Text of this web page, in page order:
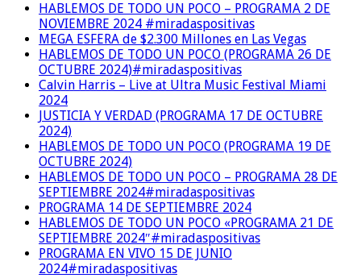
HABLEMOS DE TODO UN POCO – PROGRAMA 2 DE
NOVIEMBRE 2024 #miradaspositivas
MEGA ESFERA de $2.300 Millones en Las Vegas
HABLEMOS DE TODO UN POCO (PROGRAMA 26 DE
OCTUBRE 2024)#miradaspositivas
Calvin Harris – Live at Ultra Music Festival Miami
2024
JUSTICIA Y VERDAD (PROGRAMA 17 DE OCTUBRE
2024)
HABLEMOS DE TODO UN POCO (PROGRAMA 19 DE
OCTUBRE 2024)
HABLEMOS DE TODO UN POCO – PROGRAMA 28 DE
SEPTIEMBRE 2024#miradaspositivas
PROGRAMA 14 DE SEPTIEMBRE 2024
HABLEMOS DE TODO UN POCO «PROGRAMA 21 DE
SEPTIEMBRE 2024″#miradaspositivas
PROGRAMA EN VIVO 15 DE JUNIO
2024#miradaspositivas